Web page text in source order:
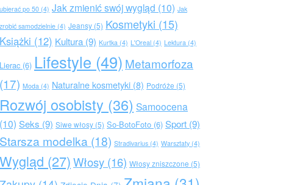
ubierać po 50 (4) Jak zmienić swój wygląd (10) Jak
zrobić samodzielnie (4) Jeansy (5) Kosmetyki (15)
Książki (12) Kultura (9) Kurtka (4) L'Oreal (4) Lektura (4)
Lierac (6) Lifestyle (49) Metamorfoza
(17) Moda (4) Naturalne kosmetyki (8) Podróże (5)
Rozwój osobisty (36) Samoocena
(10) Seks (9) Siwe włosy (5) So-BotoFoto (6) Sport (9)
Starsza modelka (18) Stradivarius (4) Warsztaty (4)
Wygląd (27)Włosy (16) Włosy zniszczone (5)